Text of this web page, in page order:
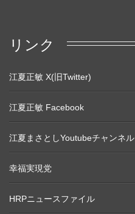
リンク
江夏正敏 X(旧Twitter)
江夏正敏 Facebook
江夏まさとしYoutubeチャンネル
幸福実現党
HRPニュースファイル